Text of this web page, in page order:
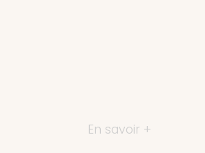
En savoir +